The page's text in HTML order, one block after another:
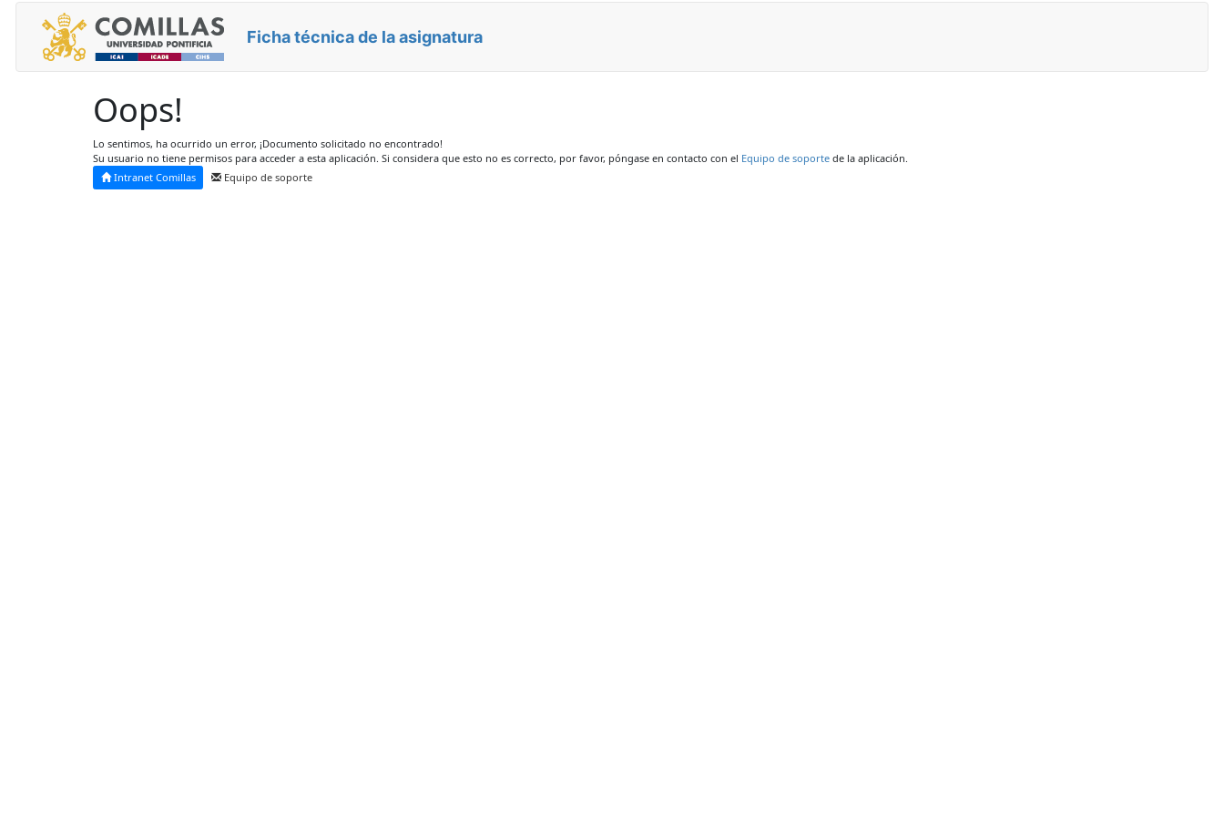
Ficha técnica de la asignatura
Oops!
Lo sentimos, ha ocurrido un error, ¡Documento solicitado no encontrado!
Su usuario no tiene permisos para acceder a esta aplicación. Si considera que esto no es correcto, por favor, póngase en contacto con el Equipo de soporte de la aplicación.
Intranet Comillas
Equipo de soporte